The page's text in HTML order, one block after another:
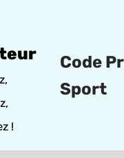
!
Code
Sport